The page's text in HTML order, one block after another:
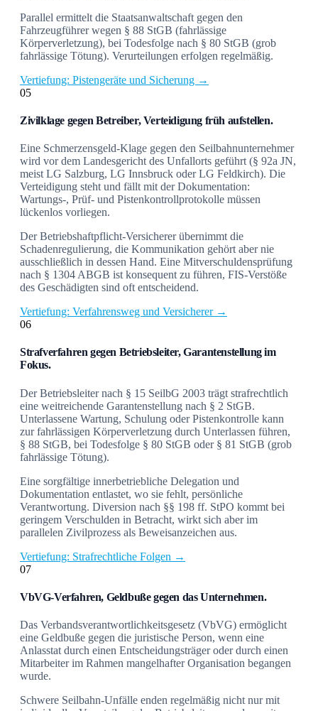
Parallel ermittelt die Staatsanwaltschaft gegen den
Fahrzeugführer wegen § 88 StGB (fahrlässige
Körperverletzung), bei Todesfolge nach § 80 StGB (grob
fahrlässige Tötung). Verurteilungen erfolgen regelmäßig.
Vertiefung: Pistengeräte und Sicherung →
05
Zivilklage gegen Betreiber, Verteidigung früh aufstellen.
Eine Schmerzensgeld-Klage gegen den Seilbahnunternehmer
wird vor dem Landesgericht des Unfallorts geführt (§ 92a JN,
meist LG Salzburg, LG Innsbruck oder LG Feldkirch). Die
Verteidigung steht und fällt mit der Dokumentation:
Wartungs-, Prüf- und Pistenkontrollprotokolle müssen
lückenlos vorliegen.
Der Betriebshaftpflicht-Versicherer übernimmt die
Schadenregulierung, die Kommunikation gehört aber nie
ausschließlich in dessen Hand. Eine Mitverschuldensprüfung
nach § 1304 ABGB ist konsequent zu führen, FIS-Verstöße
des Geschädigten sind oft entscheidend.
Vertiefung: Verfahrensweg und Versicherer →
06
Strafverfahren gegen Betriebsleiter, Garantenstellung im
Fokus.
Der Betriebsleiter nach § 15 SeilbG 2003 trägt strafrechtlich
eine weitreichende Garantenstellung nach § 2 StGB.
Unterlassene Wartung, Schulung oder Pistenkontrolle kann
zur fahrlässigen Körperverletzung durch Unterlassen führen,
§ 88 StGB, bei Todesfolge § 80 StGB oder § 81 StGB (grob
fahrlässige Tötung).
Eine sorgfältige innerbetriebliche Delegation und
Dokumentation entlastet, wo sie fehlt, persönliche
Verantwortung. Diversion nach §§ 198 ff. StPO kommt bei
geringem Verschulden in Betracht, wirkt sich aber im
parallelen Zivilprozess als Beweisanzeichen aus.
Vertiefung: Strafrechtliche Folgen →
07
VbVG-Verfahren, Geldbuße gegen das Unternehmen.
Das Verbandsverantwortlichkeitsgesetz (VbVG) ermöglicht
eine Geldbuße gegen die juristische Person, wenn eine
Anlasstat durch einen Entscheidungsträger oder durch einen
Mitarbeiter im Rahmen mangelhafter Organisation begangen
wurde.
Schwere Seilbahn-Unfälle enden regelmäßig nicht nur mit